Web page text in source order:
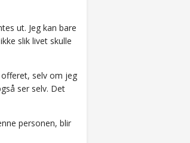
ut. Jeg kan bare
slik livet skulle
selv om jeg
ser selv. Det
personen, blir